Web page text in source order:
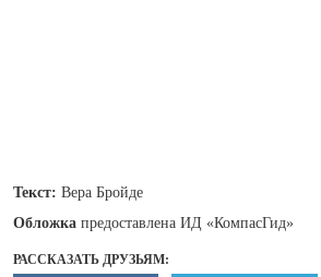
Текст: Вера Бройде
Обложка предоставлена ИД «КомпасГид»
РАССКАЗАТЬ ДРУЗЬЯМ: